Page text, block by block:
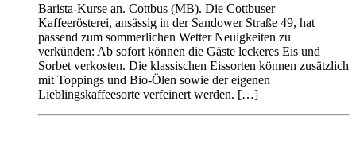
Barista-Kurse an. Cottbus (MB). Die Cottbuser
Kaffeerösterei, ansässig in der Sandower Straße 49, hat
passend zum sommerlichen Wetter Neuigkeiten zu
verkünden: Ab sofort können die Gäste leckeres Eis und
Sorbet verkosten. Die klassischen Eissorten können zusätzlich
mit Toppings und Bio-Ölen sowie der eigenen
Lieblingskaffeesorte verfeinert werden. […]